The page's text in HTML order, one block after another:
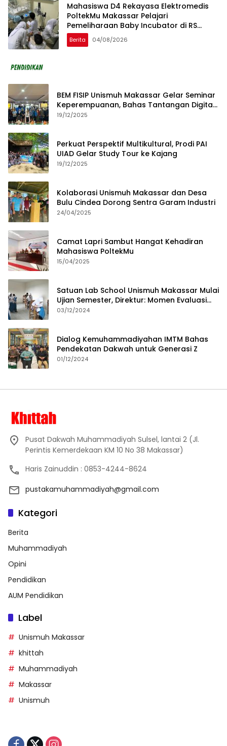
Mahasiswa D4 Rekayasa Elektromedis
PoltekMu Makassar Pelajari
Pemeliharaan Baby Incubator di RS
Unhas
Berita 04/08/2026
BEM FISIP Unismuh Makassar Gelar Seminar
Keperempuanan, Bahas Tantangan Digital
dan Budaya Lokal
19/12/2025
Perkuat Perspektif Multikultural, Prodi PAI
UIAD Gelar Study Tour ke Kajang
19/12/2025
Kolaborasi Unismuh Makassar dan Desa
Bulu Cindea Dorong Sentra Garam Industri
24/04/2025
Camat Lapri Sambut Hangat Kehadiran
Mahasiswa PoltekMu
15/04/2025
Satuan Lab School Unismuh Makassar Mulai
Ujian Semester, Direktur: Momen Evaluasi
Proses Pembelajaran
03/12/2024
Dialog Kemuhammadiyahan IMTM Bahas
Pendekatan Dakwah untuk Generasi Z
01/12/2024
Pusat Dakwah Muhammadiyah Sulsel, lantai 2 (Jl.
Perintis Kemerdekaan KM 10 No 38 Makassar)
Haris Zainuddin : 0853-4244-8624
pustakamuhammadiyah@gmail.com
Kategori
Berita
Muhammadiyah
Opini
Pendidikan
AUM Pendidikan
Label
Unismuh Makassar
khittah
Muhammadiyah
Makassar
Unismuh